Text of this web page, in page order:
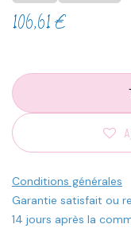
106,61€
Conditions générales
Garantie satisfait ou
14 jours après la